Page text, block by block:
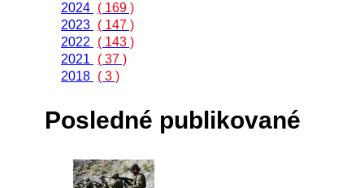
2024 ( 169 )
2023 ( 147 )
2022
( 143 )
2021
( 37 )
2018 ( 3 )
Posledné publikované